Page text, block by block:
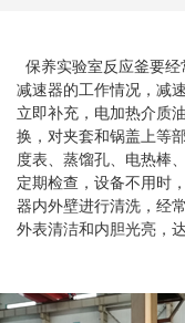
保养实验室反应釜要经
减速器的工作情况，减
立即补充，电加热介质
换，对夹套和锅盖上等
度表、蒸馏孔、电热棒
定期检查，设备不用时
器内外壁进行清洗，经
外表清洁和内胆光亮，